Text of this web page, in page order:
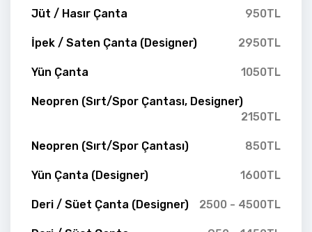
Jüt / Hasır Çanta 950TL
İpek / Saten Çanta (Designer) 2950TL
Yün Çanta 1050TL
Neopren (Sırt/Spor Çantası, Designer)
2150TL
Neopren (Sırt/Spor Çantası) 850TL
Yün Çanta (Designer) 1600TL
Deri / Süet Çanta (Designer) 2500 - 4500TL